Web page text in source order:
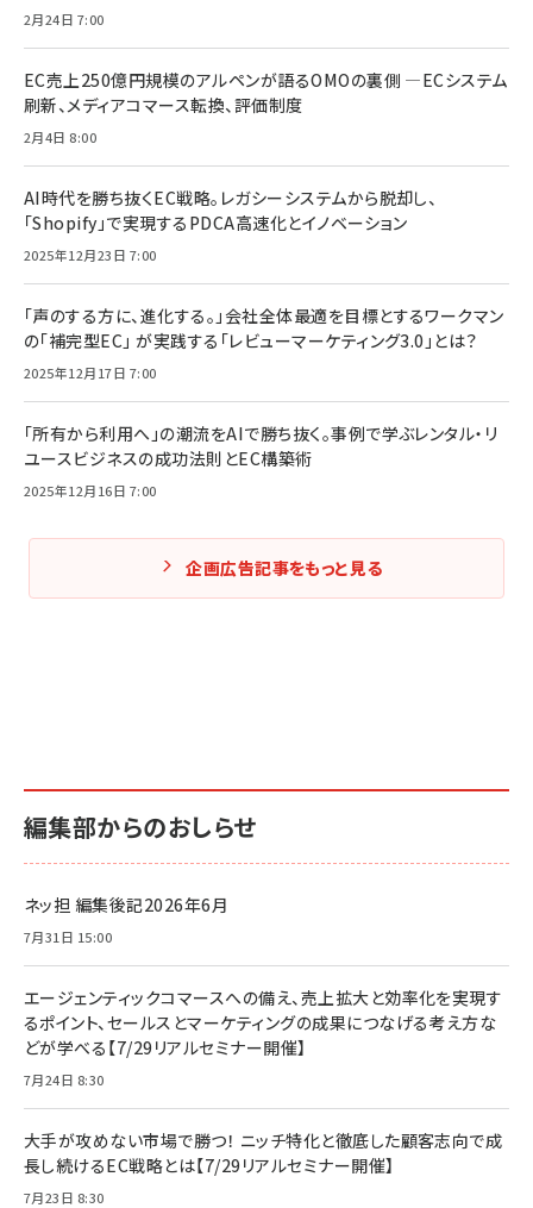
2月24日 7:00
EC売上250億円規模のアルペンが語るOMOの裏側 ―ECシステム
刷新、メディアコマース転換、評価制度
2月4日 8:00
AI時代を勝ち抜くEC戦略。レガシーシステムから脱却し、
「Shopify」で実現するPDCA高速化とイノベーション
2025年12月23日 7:00
「声のする方に、進化する。」会社全体最適を目標とするワークマン
の「補完型EC」 が実践する「レビューマーケティング3.0」とは？
2025年12月17日 7:00
「所有から利用へ」の潮流をAIで勝ち抜く。事例で学ぶレンタル・リ
ユースビジネスの成功法則とEC構築術
2025年12月16日 7:00
企画広告記事をもっと見る
編集部からのおしらせ
ネッ担 編集後記2026年6月
7月31日 15:00
エージェンティックコマースへの備え、売上拡大と効率化を実現す
るポイント、セールスとマーケティングの成果につなげる考え方な
どが学べる【7/29リアルセミナー開催】
7月24日 8:30
大手が攻めない市場で勝つ！ ニッチ特化と徹底した顧客志向で成
長し続けるEC戦略とは【7/29リアルセミナー開催】
7月23日 8:30